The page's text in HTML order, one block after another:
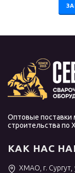
Оптовые поставки
строительства
КАК НАС
ХМАО, г. Сургут,